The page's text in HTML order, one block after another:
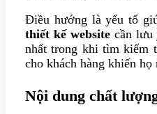
Điều hướng là yếu tố
thiết kế websitecần lưu
nhất trong khi tìm kiếm
cho khách hàng khiến
Nội dung chất